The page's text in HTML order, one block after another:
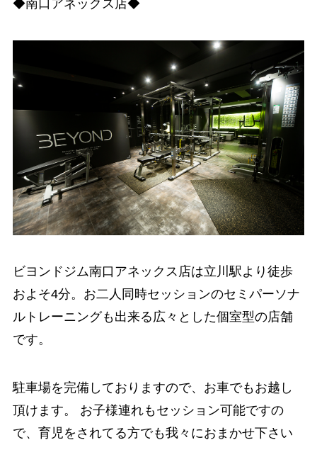
◆南口アネックス店◆
ビヨンドジム南口アネックス店は立川駅より徒歩
およそ4分。お二人同時セッションのセミパーソナ
ルトレーニングも出来る広々とした個室型の店舗
です。
駐車場を完備しておりますので、お車でもお越し
頂けます。 お子様連れもセッション可能ですの
で、育児をされてる方でも我々におまかせ下さい